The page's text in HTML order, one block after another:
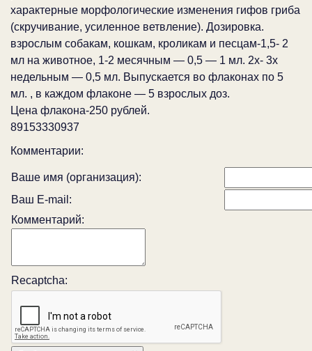
характерные морфологические изменения гифов гриба
(скручивание, усиленное ветвление). Дозировка.
взрослым собакам, кошкам, кроликам и песцам-1,5- 2
мл на животное, 1-2 месячным — 0,5 — 1 мл. 2х- 3х
недельным — 0,5 мл. Выпускается во флаконах по 5
мл. , в каждом флаконе — 5 взрослых доз.
Цена флакона-250 рублей.
89153330937
Комментарии:
Ваше имя (организация):
Ваш E-mail:
Комментарий:
Recaptcha: